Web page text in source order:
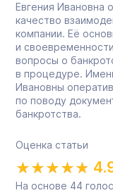
Евгения Ивановна
качество
компании. Её
и
вопросы о
в процедуре.
Ивановны
по поводу
банкротства.
Оценка статьи
На основе 44